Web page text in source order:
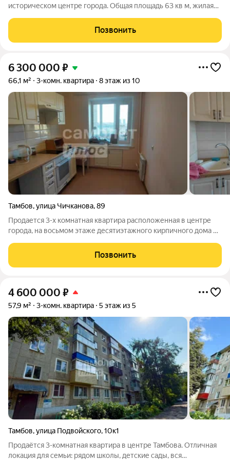
историческом центре города. Общая площадь 63 кв м, жилая
наличие облегченных перегородок даст возможность
разгуляться вашей фантазии в
Позвонить
6 300 000 ₽
66,1 м² 3-комн. квартира 8 этаж из 10
Тамбов,улица Чичканова,89
Продается 3-х комнатная квартира расположенная в центре
города, на восьмом этаже десятиэтажного кирпичного дома по
площадь: 66,1 кв.м Необходимость провести ремонт, что даёт
покупателю
Позвонить
4 600 000 ₽
57,9 м² 3-комн. квартира 5 этаж из 5
Тамбов,улица Подвойского,10к1
Продаётся 3-комнатная квартира в центре Тамбова. Отличная
локация для семьи: рядом школы, детские сады, вся